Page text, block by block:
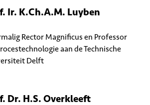
Ir. K.Ch.A.M. Luyben
Rector Magnificus en Professor
aan de Technische
Delft
Dr. H.S. Overkleeft